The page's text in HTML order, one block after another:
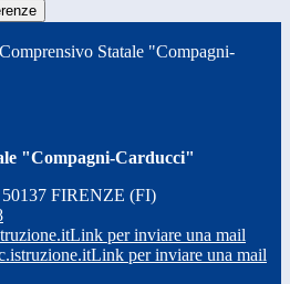
Statale "Compagni-
"Compagni-Carducci"
FIRENZE (FI)
Link per inviare una mail
Link per inviare una mail